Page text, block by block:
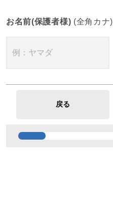
お名前(保護者様) (全角カナ)